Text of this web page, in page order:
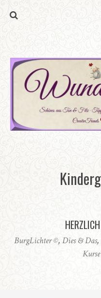
BurgLichter ©, Dies & Das,